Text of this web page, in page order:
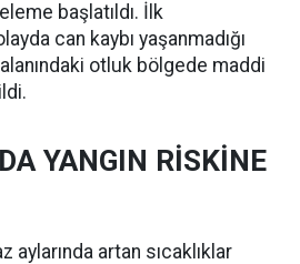
başlatıldı. İlk
can kaybı yaşanmadığı
otluk bölgede maddi
YANGIN RİSKİNE
aylarında artan sıcaklıklar